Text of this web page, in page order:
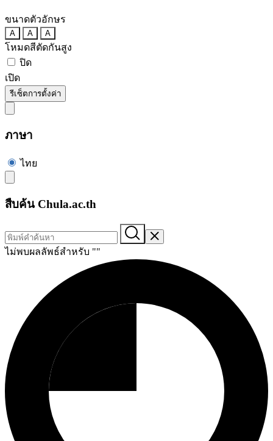
ขนาดตัวอักษร
A A A
โหมดสีตัดกันสูง
ปิด
เปิด
รีเซ็ตการตั้งค่า
ภาษา
ไทย
สืบค้น Chula.ac.th
ไม่พบผลลัพธ์สำหรับ ""